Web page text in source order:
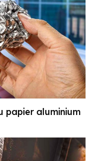
papier aluminium